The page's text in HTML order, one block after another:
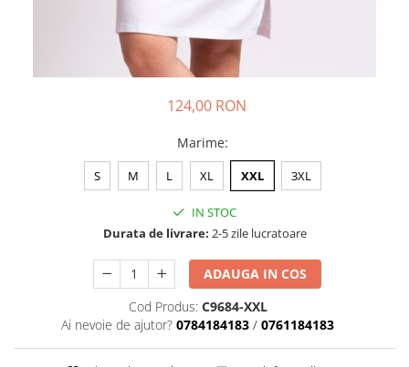
Articole din Polar
Halate medicale polar - unisex
Tricouri de lucru
Saboti medicali
124,00 RON
Marime:
S M L XL XXL 3XL
IN STOC
Durata de livrare: 2-5 zile lucratoare
ADAUGA IN COS
Cod Produs: C9684-XXL
Ai nevoie de ajutor? 0784184183 / 0761184183